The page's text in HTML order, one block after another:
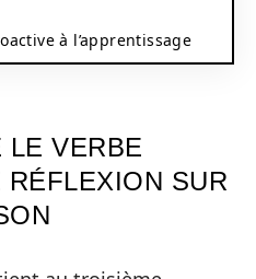
à l’apprentissage
LE VERBE
SUR